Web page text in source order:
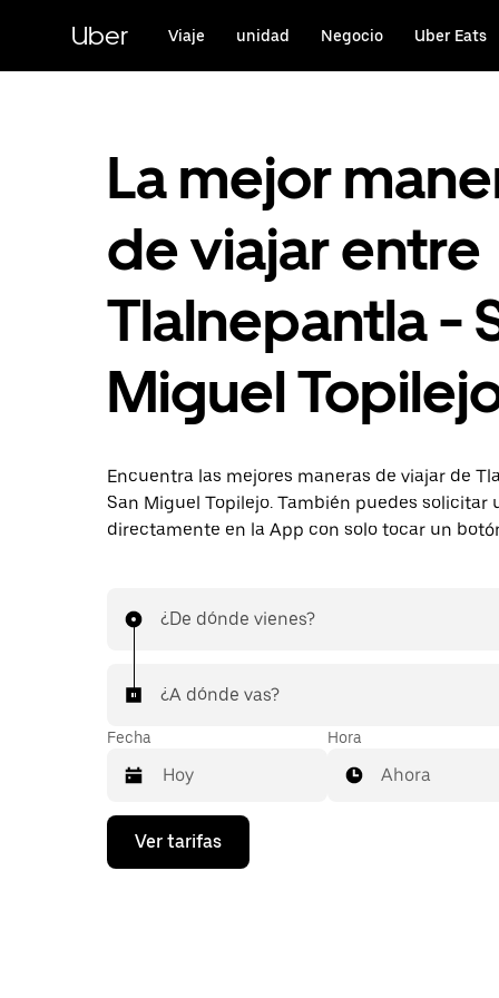
contenido
principal
Uber Viaje unidad Negocio Uber Eats
La mejor
de viajar entre
Tlalnepantla -
Miguel
Encuentra las mejores maneras de viajar de
San Miguel Topilejo. También puedes solicitar
directamente en la App con solo tocar un
¿De dónde vienes?
¿A dónde vas?
Fecha
Presiona
flecha
Hora
Ahora
Ver tarifas